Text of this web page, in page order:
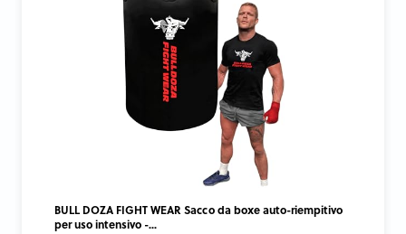
BULL DOZA FIGHT WEAR Sacco da boxe auto-riempitivo
per uso intensivo -...